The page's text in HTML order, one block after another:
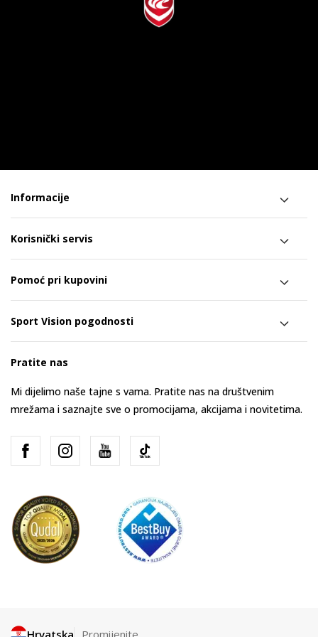
Informacije
Korisnički servis
Pomoć pri kupovini
Sport Vision pogodnosti
Pratite nas
Mi dijelimo naše tajne s vama. Pratite nas na društvenim
mrežama i saznajte sve o promocijama, akcijama i novitetima.
Hrvatska Promijenite